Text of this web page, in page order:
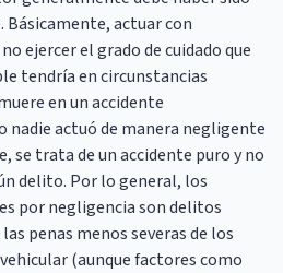
actuar con
ejercer el grado de cuidado que
tendría en circunstancias
en un accidente
actuó de manera negligente
se trata de un accidente puro y no
delito. Por lo general, los
por negligencia son delitos
penas menos severas de los
(aunque factores como